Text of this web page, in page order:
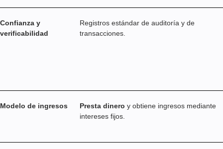
Confianza y
verificabilidad
Registros estándar de auditoría y de
transacciones.
Modelo de ingresos Presta dinero y obtiene ingresos mediante
intereses fijos.